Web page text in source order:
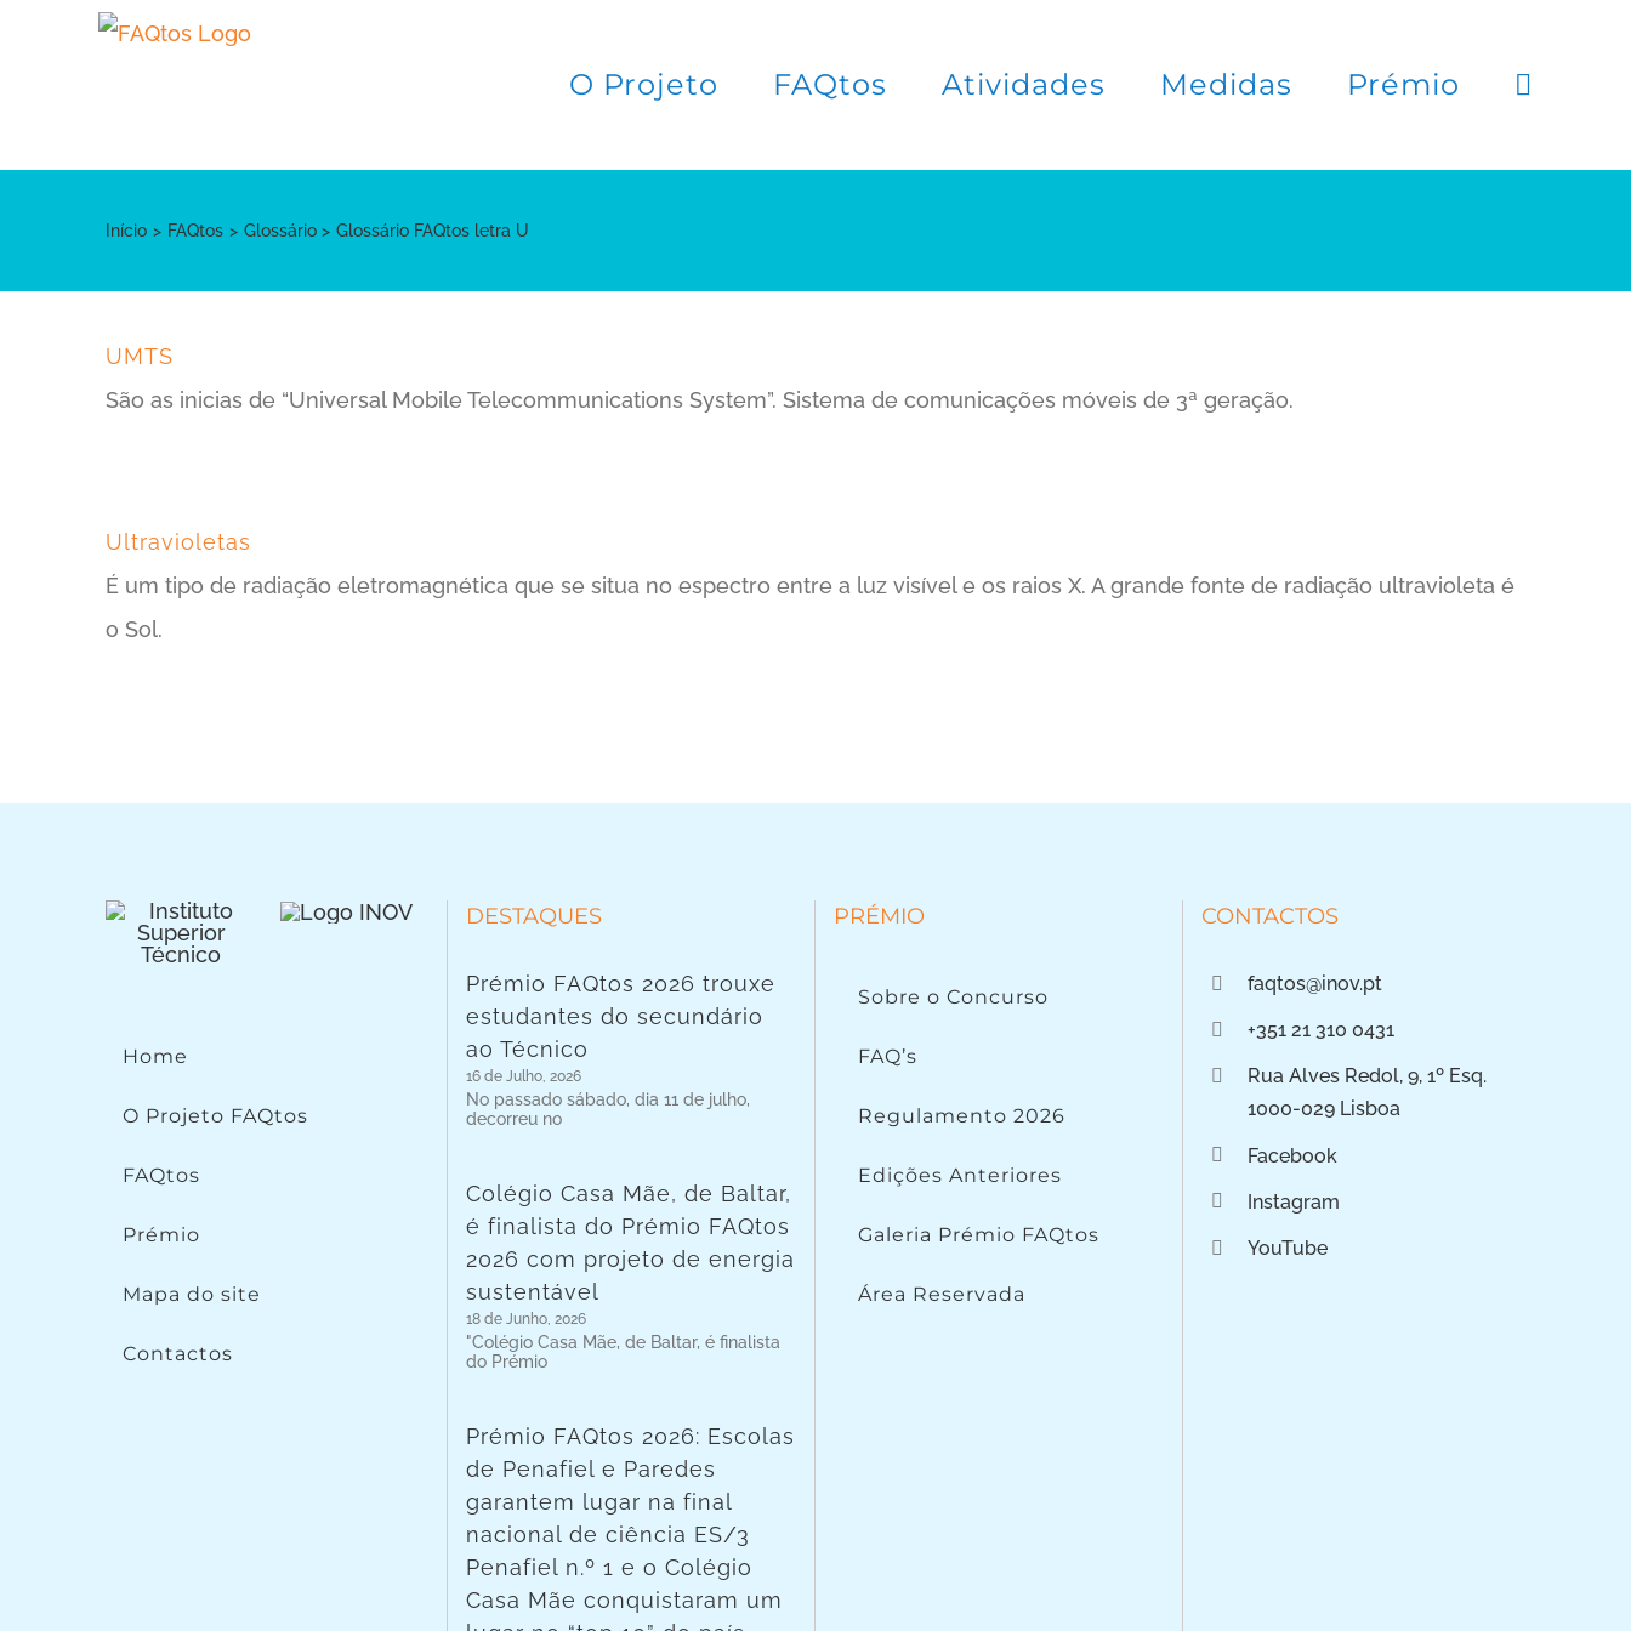
O Projeto FAQtos Atividades Medidas Prémio
Início FAQtos Glossário Glossário FAQtos letra U
UMTS
São as inicias de “Universal Mobile Telecommunications System”. Sistema de comunicações móveis de 3ª geração.
Ultravioletas
É um tipo de radiação eletromagnética que se situa no espectro entre a luz visível e os raios X. A grande fonte de radiação ultravioleta é
o Sol.
Home
O Projeto FAQtos
FAQtos
Prémio
Mapa do site
Contactos
DESTAQUES
Prémio FAQtos 2026 trouxe
estudantes do secundário
ao Técnico
16 de Julho, 2026
No passado sábado, dia 11 de julho,
decorreu no
Colégio Casa Mãe, de Baltar,
é finalista do Prémio FAQtos
2026 com projeto de energia
sustentável
18 de Junho, 2026
"Colégio Casa Mãe, de Baltar, é finalista
do Prémio
Prémio FAQtos 2026: Escolas
de Penafiel e Paredes
garantem lugar na final
nacional de ciência ES/3
Penafiel n.º 1 e o Colégio
Casa Mãe conquistaram um
PRÉMIO
Sobre o Concurso
FAQ’s
Regulamento 2026
Edições Anteriores
Galeria Prémio FAQtos
Área Reservada
CONTACTOS
faqtos@inov.pt
+351 21 310 0431
Rua Alves Redol, 9, 1º Esq.
1000-029 Lisboa
Facebook
Instagram
YouTube